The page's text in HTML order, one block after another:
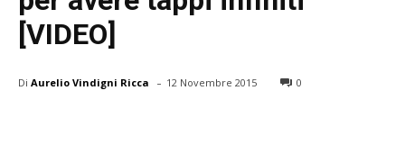
[VIDEO]
Di Aurelio Vindigni Ricca - 12 Novembre 2015 0